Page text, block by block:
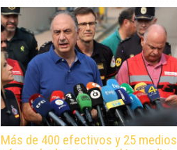
Más de 400 efectivos y 25 medios